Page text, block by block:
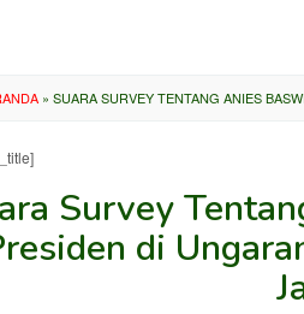
» SUARA SURVEY TENTANG ANIES
Survey
di